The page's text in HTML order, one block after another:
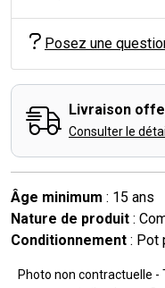
Posez une
Livraison
Consulter le
Âge minimum : 15 ans
Nature de produit :
Conditionnement : Pot
Photo non contractuelle -